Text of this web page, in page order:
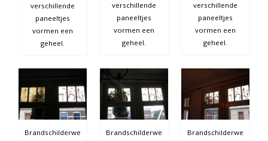
verschillende
paneeltjes
vormen een
geheel.
verschillende
paneeltjes
vormen een
geheel.
verschillende
paneeltjes
vormen een
geheel.
Brandschilderwe
Brandschilderwe
Brandschilderwe